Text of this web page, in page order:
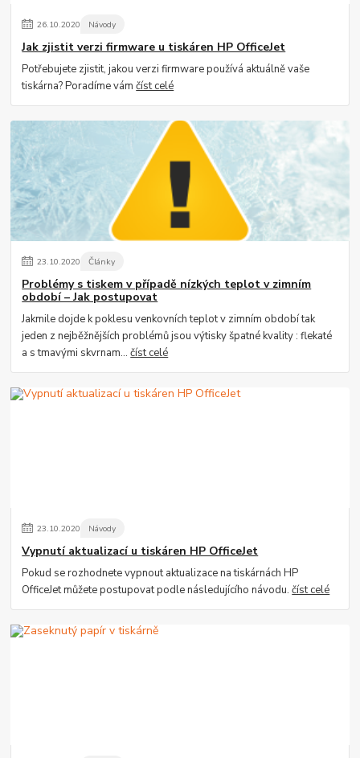
26.10.2020 Návody
Jak zjistit verzi firmware u tiskáren HP OfficeJet
Potřebujete zjistit, jakou verzi firmware používá aktuálně vaše
tiskárna? Poradíme vámčíst celé
23.10.2020 Články
Problémy s tiskem v případě nízkých teplot v zimním
období – Jak postupovat
Jakmile dojde k poklesu venkovních teplot v zimním období tak
jeden z nejběžnějších problémů jsou výtisky špatné kvality : flekaté
a s tmavými skvrnam...číst celé
23.10.2020 Návody
Vypnutí aktualizací u tiskáren HP OfficeJet
Pokud se rozhodnete vypnout aktualizace na tiskárnách HP
OfficeJet můžete postupovat podle následujícího návodu.číst celé